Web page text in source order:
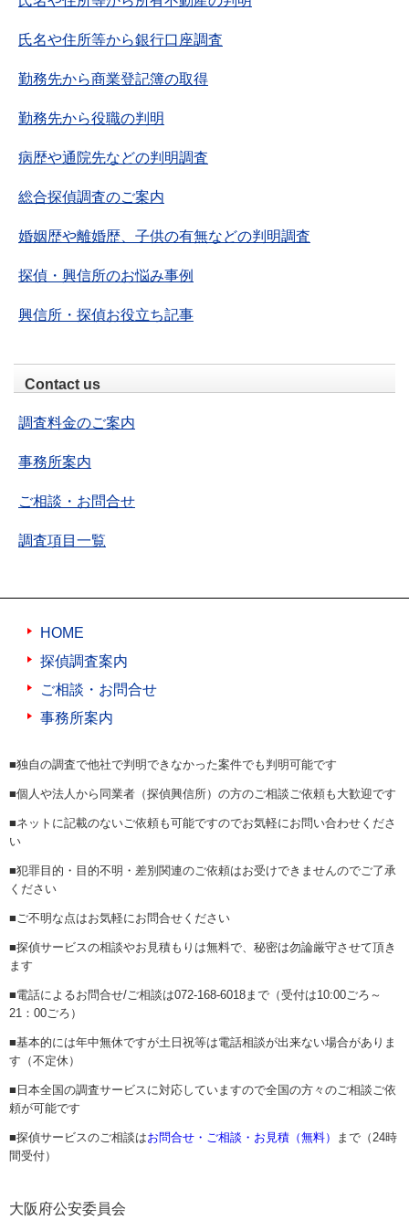
氏名や住所等から銀行口座調査
勤務先から商業登記簿の取得
勤務先から役職の判明
病歴や通院先などの判明調査
総合探偵調査のご案内
婚姻歴や離婚歴、子供の有無などの判明調査
探偵・興信所のお悩み事例
興信所・探偵お役立ち記事
Contact us
調査料金のご案内
事務所案内
ご相談・お問合せ
調査項目一覧
HOME
探偵調査案内
ご相談・お問合せ
事務所案内
■独自の調査で他社で判明できなかった案件でも判明可能です
■個人や法人から同業者（探偵興信所）の方のご相談ご依頼も大歓迎です
■ネットに記載のないご依頼も可能ですのでお気軽にお問い合わせくださ
い
■犯罪目的・目的不明・差別関連のご依頼はお受けできませんのでご了承
ください
■ご不明な点はお気軽にお問合せください
■探偵サービスの相談やお見積もりは無料で、秘密は勿論厳守させて頂き
ます
■電話によるお問合せ/ご相談は072-168-6018まで（受付は10:00ごろ～
21：00ごろ）
■基本的には年中無休ですが土日祝等は電話相談が出来ない場合がありま
す（不定休）
■日本全国の調査サービスに対応していますので全国の方々のご相談ご依
頼が可能です
■探偵サービスのご相談はお問合せ・ご相談・お見積（無料）
まで（24時
間受付）
大阪府公安委員会